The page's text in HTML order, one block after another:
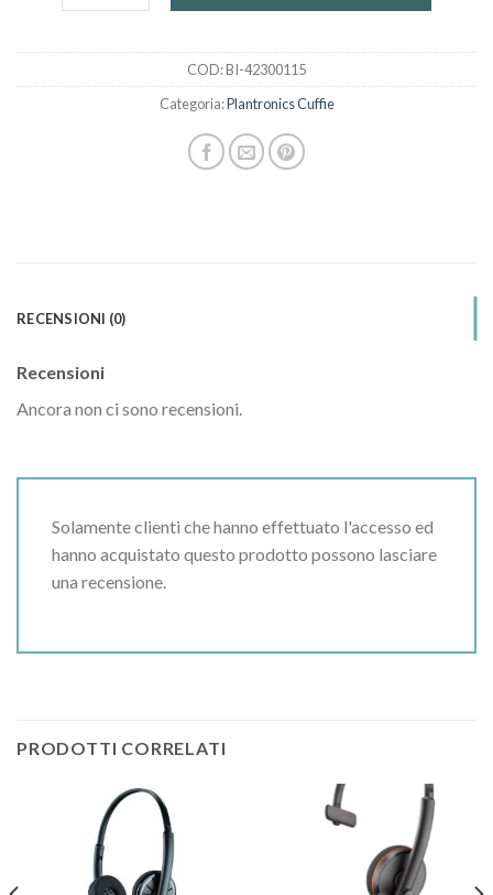
COD:BI-42300115
Categoria:Plantronics Cuffie
RECENSIONI (0)
Recensioni
Ancora non ci sono recensioni.
Solamente clienti che hanno effettuato l'accesso ed
hanno acquistato questo prodotto possono lasciare
una recensione.
PRODOTTI CORRELATI